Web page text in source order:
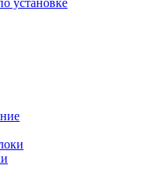
установке